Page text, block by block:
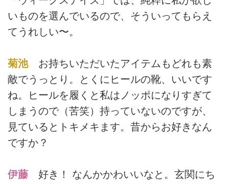
いものを選んでいるので、そういってもらえ
てうれしい〜。
菊池お持ちいただいたアイテムもどれも素
敵でうっとり。とくにヒールの靴、いいです
ね。ヒールを履くと私はノッポになりすぎて
しまうので（苦笑）持っていないのですが、
見ているとトキメキます。昔からお好きなん
ですか？
伊藤 好き！ なんかかわいいなと。玄関にち